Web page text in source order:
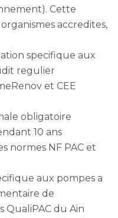
Cette
accredites,
specifique aux
regulier
et CEE
obligatoire
10 ans
normes NF PAC et
aux pompes a
de
QualiPAC du Ain